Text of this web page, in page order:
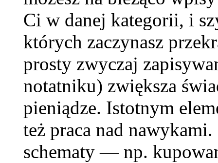
Ci w danej kategorii, i
których zaczynasz
prosty zwyczaj
notatniku) zwiększa
pieniądze. Istotnym
też praca nad
schematy — np.